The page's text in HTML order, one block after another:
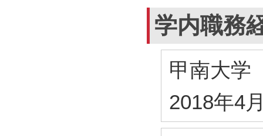
学内職務
甲南大
2018年4